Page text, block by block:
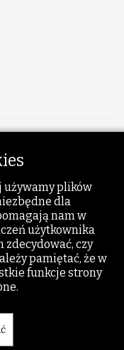
używamy plików
dla
nam w
użytkownika
zdecydować, czy
pamiętać, że w
funkcje strony